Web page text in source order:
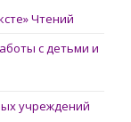
Чтений
с детьми и
учреждений